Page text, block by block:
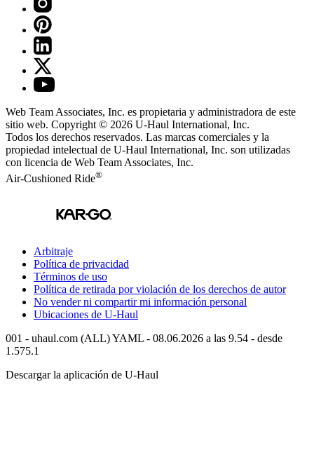
Web Team Associates, Inc. es propietaria y administradora de este
sitio web. Copyright © 2026 U-Haul International, Inc.
Todos los derechos reservados. Las marcas comerciales y la
propiedad intelectual de U-Haul International, Inc. son utilizadas
con licencia de Web Team Associates, Inc.
Air-Cushioned Ride®
Arbitraje
Política de privacidad
Términos de uso
Política de retirada por violación de los derechos de autor
No vender ni compartir mi información personal
Ubicaciones de U-Haul
001 - uhaul.com (ALL) YAML - 08.06.2026 a las 9.54 - desde
1.575.1
Descargar la aplicación de U-Haul